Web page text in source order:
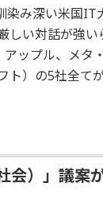
染み深い米国
い対話が強
ップル、メタ
ト）の5社全て
会）」議案